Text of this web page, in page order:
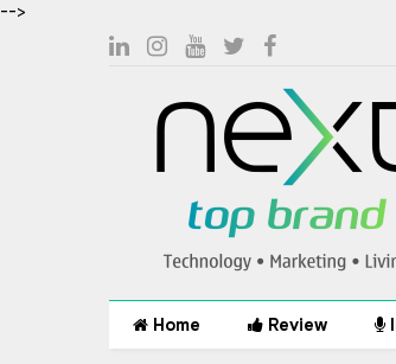
-->
Home Review